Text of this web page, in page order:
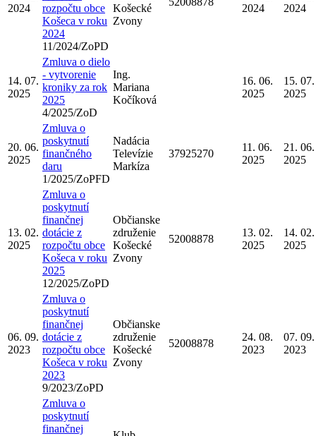
2024
rozpočtu obce
Košeca v roku
2024
11/2024/ZoPD
Košecké
Zvony
2024
2024
14. 07.
2025
Zmluva o dielo
- vytvorenie
kroniky za rok
2025
4/2025/ZoD
Ing.
Mariana
Kočíková
16. 06.
2025
15. 07.
2025
20. 06.
2025
Zmluva o
poskytnutí
finančného
daru
1/2025/ZoPFD
Nadácia
Televízie
Markíza
37925270
11. 06.
2025
21. 06.
2025
13. 02.
2025
Zmluva o
poskytnutí
finančnej
dotácie z
rozpočtu obce
Košeca v roku
2025
12/2025/ZoPD
Občianske
združenie
Košecké
Zvony
52008878
13. 02.
2025
14. 02.
2025
06. 09.
2023
Zmluva o
poskytnutí
finančnej
dotácie z
rozpočtu obce
Košeca v roku
2023
9/2023/ZoPD
Občianske
združenie
Košecké
Zvony
52008878
24. 08.
2023
07. 09.
2023
Zmluva o
poskytnutí
finančnej